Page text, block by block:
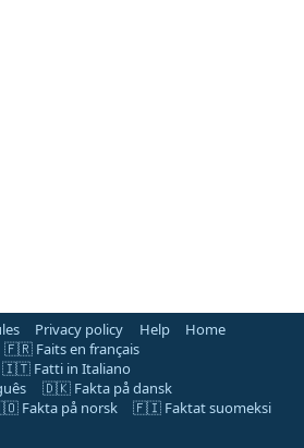
Privacy policy Help
Home
🇫🇷 Faits en français
🇮🇹 Fatti in Italiano
🇩🇰 Fakta på dansk
Fakta på norsk
🇫🇮 Faktat suomeksi